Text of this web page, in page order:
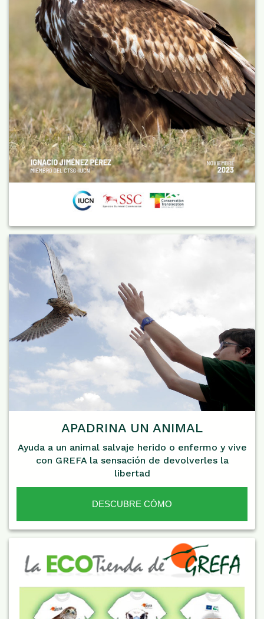
APADRINA UN ANIMAL
Ayuda a un animal salvaje herido o enfermo y vive
con GREFA la sensación de devolverles la
libertad
DESCUBRE CÓMO